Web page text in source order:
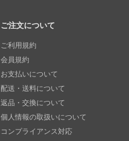
ご注文について
ご利用規約
会員規約
お支払いについて
配送・送料について
返品・交換について
個人情報の取扱いについて
コンプライアンス対応